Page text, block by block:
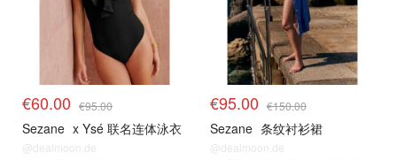
€60.00 €95.00
Sezane x Ysé 联名连体泳衣
@dealmoon.de
€95.00 €150.00
Sezane 条纹衬衫裙
@dealmoon.de